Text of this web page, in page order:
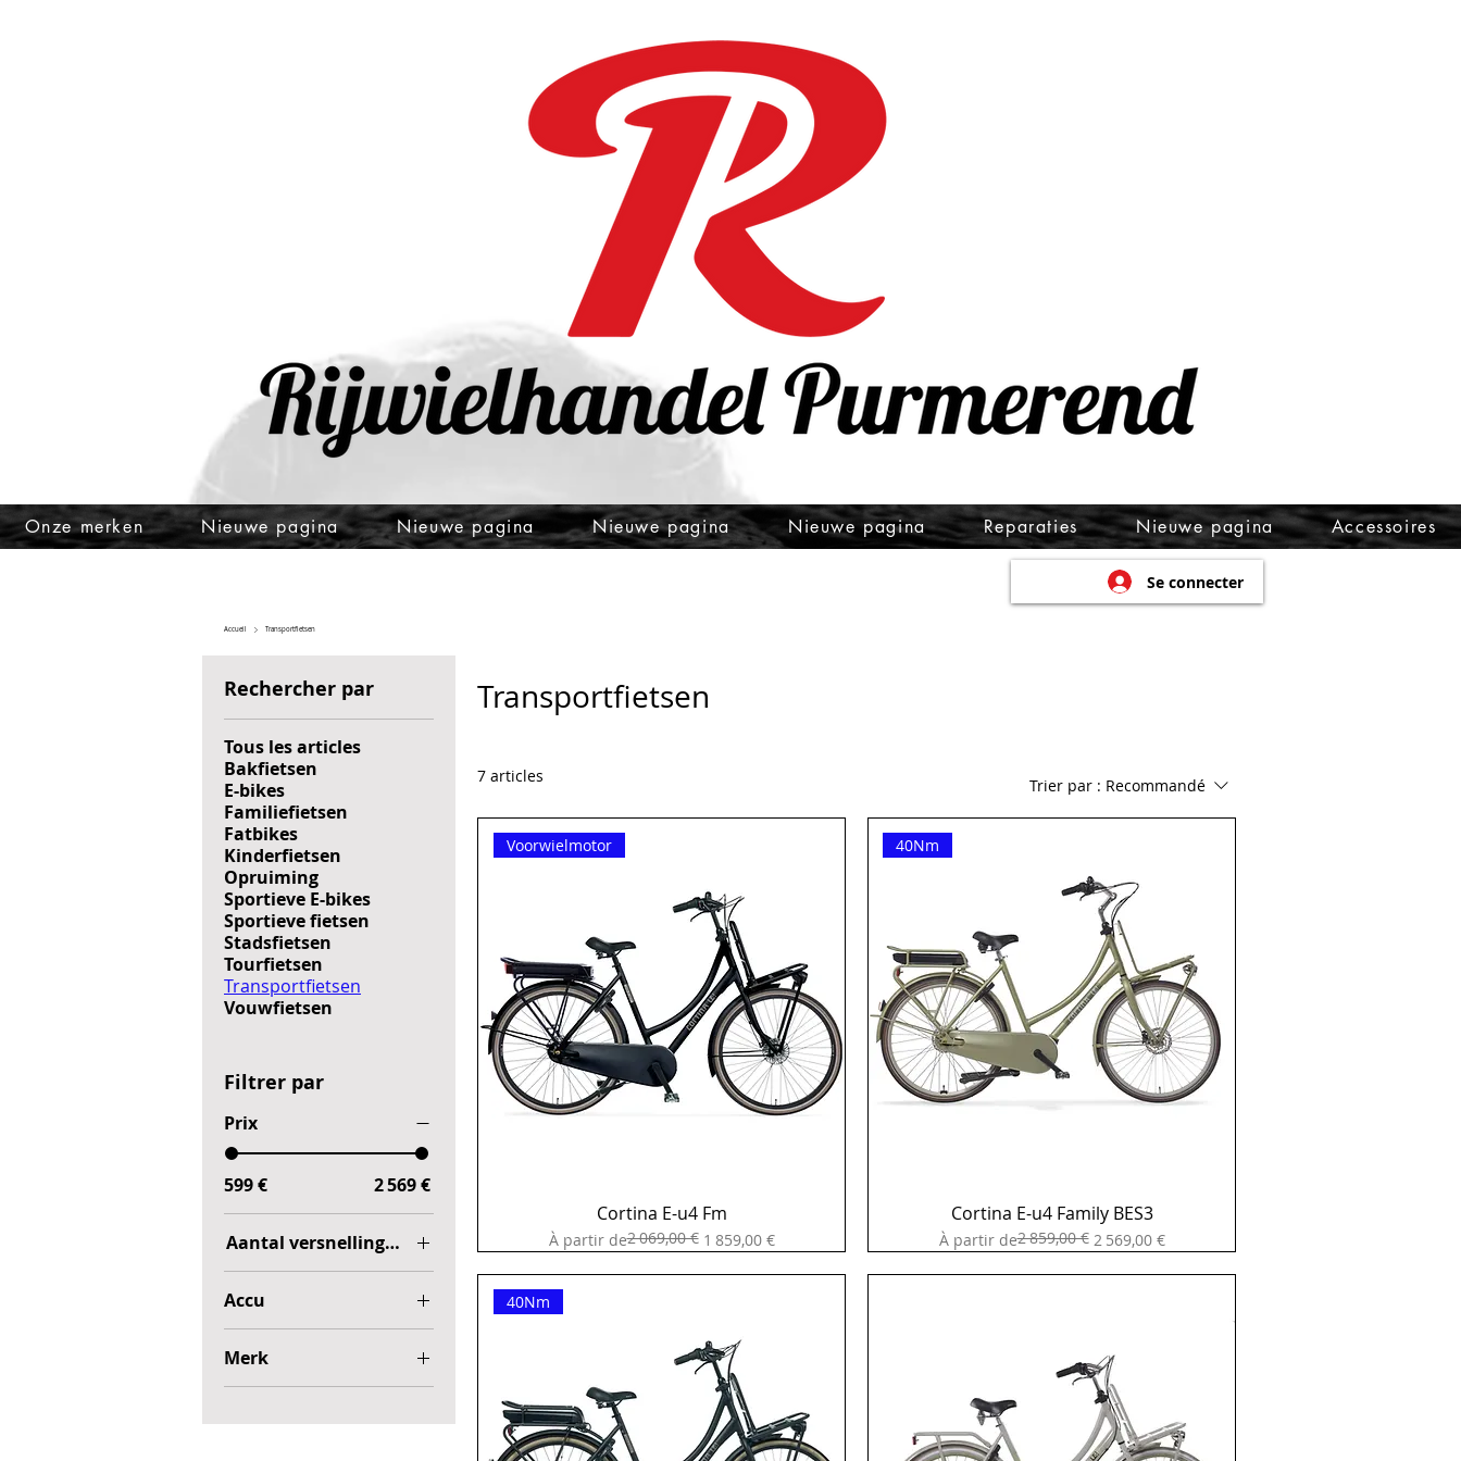
Onze merken Nieuwe pagina Nieuwe pagina Nieuwe pagina Nieuwe pagina Reparaties Nieuwe pagina Accessoires
Accueil Transportfietsen
Rechercher par
Tous les articles
Bakfietsen
E-bikes
Familiefietsen
Fatbikes
Kinderfietsen
Opruiming
Sportieve E-bikes
Sportieve fietsen
Stadsfietsen
Tourfietsen
Transportfietsen
Vouwfietsen
Filtrer par
Prix
599 € 2 569 €
Aantal versnellingen
3
3+Rollerbrakes
Accu
300Wh
400Wh
500Wh
Merk
Avalon
Cortina
Transportfietsen
7 articles Trier par : Recommandé
Voorwielmotor
Cortina E-u4 Fm
À partir de
Prix original2 069,00 € 1 859,00 €
Prix promotionnel
40Nm
Cortina E-u4 Family BES3
À partir de
Prix original2 859,00 € 2 569,00 €
Prix promotionnel
40Nm
Se connecter